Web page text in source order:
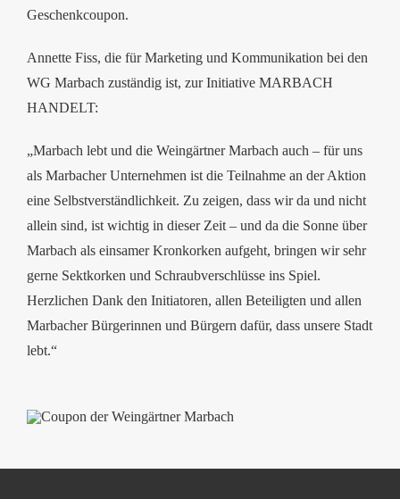
Geschenkcoupon.
Annette Fiss, die für Marketing und Kommunikation bei den
WG Marbach zuständig ist, zur Initiative MARBACH
HANDELT:
„Marbach lebt und die Weingärtner Marbach auch – für uns
als Marbacher Unternehmen ist die Teilnahme an der Aktion
eine Selbstverständlichkeit. Zu zeigen, dass wir da und nicht
allein sind, ist wichtig in dieser Zeit – und da die Sonne über
Marbach als einsamer Kronkorken aufgeht, bringen wir sehr
gerne Sektkorken und Schraubverschlüsse ins Spiel.
Herzlichen Dank den Initiatoren, allen Beteiligten und allen
Marbacher Bürgerinnen und Bürgern dafür, dass unsere Stadt
lebt.“